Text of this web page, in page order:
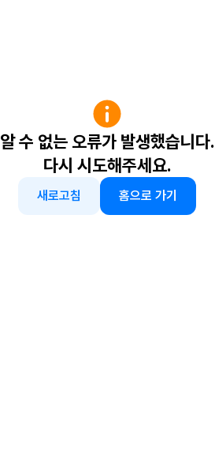
알 수 없는 오류가 발생했습니다.
다시 시도해주세요.
새로고침 홈으로 가기